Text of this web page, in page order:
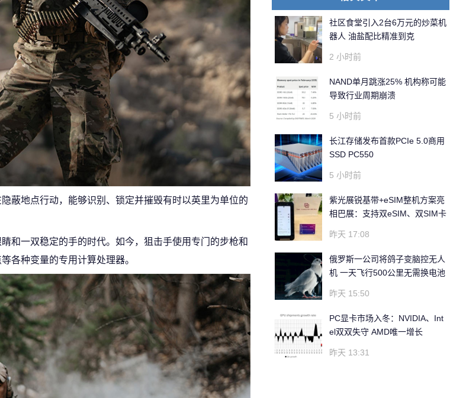
蔽地点行动，能够识别、锁定并摧毁有时以英里为单位的
和一双稳定的手的时代。如今，狙击手使用专门的步枪和
各种变量的专用计算处理器。
社区食堂引入2台6万元的炒菜机
器人 油盐配比精准到克
2 小时前
NAND单月跳涨25% 机构称可能
导致行业周期崩溃
5 小时前
长江存储发布首款PCIe 5.0商用
SSD PC550
5 小时前
紫光展锐基带+eSIM整机方案亮
相巴展：支持双eSIM、双SIM卡
昨天 17:08
俄罗斯一公司将鸽子变脑控无人
机 一天飞行500公里无需换电池
昨天 15:50
PC显卡市场入冬：NVIDIA、Int
el双双失守 AMD唯一增长
昨天 13:31